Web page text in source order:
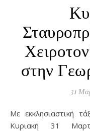
στην
31
Με εκκλησιαστική τάξη και ευπρέπεια εορτάστηκε την
Κυριακή 31